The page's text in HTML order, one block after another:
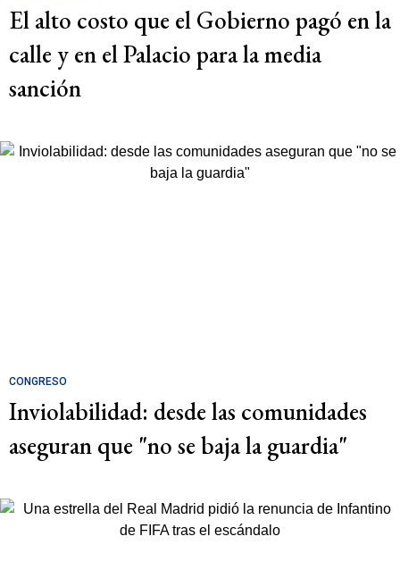
El alto costo que el Gobierno pagó en la
calle y en el Palacio para la media
sanción
CONGRESO
Inviolabilidad: desde las comunidades
aseguran que "no se baja la guardia"